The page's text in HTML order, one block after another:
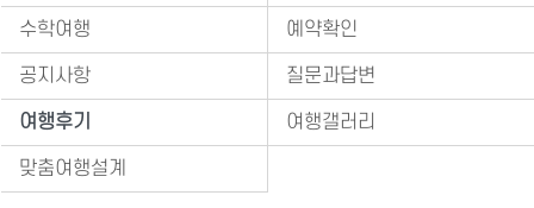
수학여행 예약확인
공지사항 질문과답변
여행후기 여행갤러리
맞춤여행설계